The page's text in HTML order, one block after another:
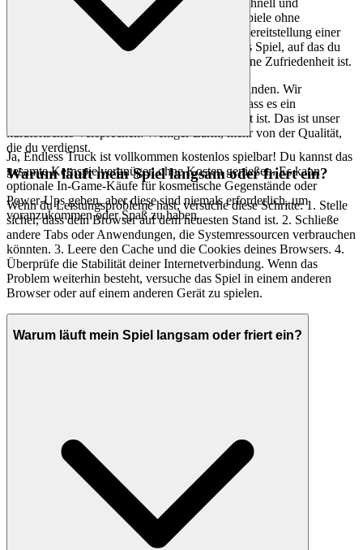
Unsere Plattform ist darauf ausgelegt, sauber, schnell und
unaufdringlich zu sein, damit die Brillanz der Spiele ohne
Ablenkung strahlen kann. Wir glauben an die Bereitstellung einer
verfeinerten Auswahl, die sicherstellt, dass jedes Spiel, auf das du
triffst, ein Zeugnis unseres Engagements für deine Zufriedenheit ist.
Du wirst hier keine tausende geklonten Spiele finden. Wir
, weil wir glauben, dass es ein
außergewöhnliches Spiel ist, das deine Zeit wert ist. Das ist unser
kuratorisches Versprechen: Weniger Lärm, mehr von der Qualität,
die du verdienst.
Ja, Endless Truck ist vollkommen kostenlos spielbar! Du kannst das
gesamte Kernspielvergnügen ohne Kosten genießen. Es kann
optionale In-Game-Käufe für kosmetische Gegenstände oder
Power-Ups geben, aber diese sind niemals erforderlich, um
voranzukommen oder Spaß zu haben.
Warum läuft mein Spiel langsam oder friert ein?
Wenn du Leistungsprobleme hast, versuche diese Schritte: 1. Stelle
sicher, dass dein Browser auf dem neuesten Stand ist. 2. Schließe
andere Tabs oder Anwendungen, die Systemressourcen verbrauchen
könnten. 3. Leere den Cache und die Cookies deines Browsers. 4.
Überprüfe die Stabilität deiner Internetverbindung. Wenn das
Problem weiterhin besteht, versuche das Spiel in einem anderen
Browser oder auf einem anderen Gerät zu spielen.
Warum läuft mein Spiel langsam oder friert ein?